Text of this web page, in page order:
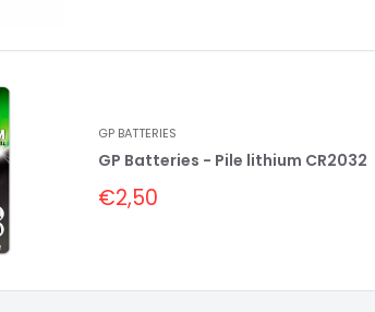
GP BATTERIES
GP Batteries - Pile lithium CR2032
Prix
réduit
€2,50